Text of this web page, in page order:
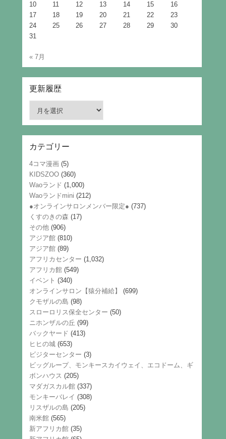
10
11 12 13 14 15
16
17
18 19 20 21 22
23
24
25 26 27 28 29
30
31
« 7月
更新履歴
履
歴
カテゴリー
4コマ漫画 (5)
KIDSZOO (360)
Waoランド (1,000)
Waoランドmini (212)
●オンラインサロンメンバー限定● (737)
くすのきの森 (17)
その他 (906)
アジア館 (810)
アジア館 (89)
アフリカセンター (1,032)
アフリカ館 (549)
イベント (340)
オンラインサロン【猿分補給】
(699)
クモザルの島 (98)
スローロリス保全センター (50)
ニホンザルの丘 (99)
バックヤード (413)
ヒヒの城 (653)
ビジターセンター (3)
ビッグループ、モンキースカイウェイ、エコドーム、ギ
ボンハウス (205)
マダガスカル館 (337)
モンキーバレイ (308)
リスザルの島 (205)
南米館 (565)
新アフリカ館 (35)